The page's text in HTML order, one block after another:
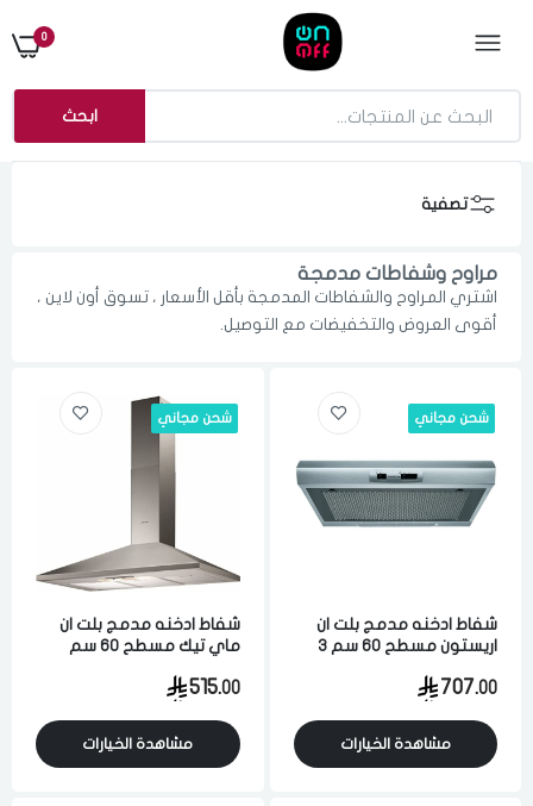
0
ابحث
تصفية
مراوح وشفاطات مدمجة
اشتري المراوح والشفاطات المدمجة بأقل الأسعار ، تسوق أون لاين ،
أقوى العروض والتخفيضات مع التوصيل.
شحن مجاني
شفاط ادخنه مدمج بلت ان
اريستون مسطح 60 سم 3
707.00
مشاهدة الخيارات
شحن مجاني
شفاط ادخنه مدمج بلت ان
ماي تيك مسطح 60 سم
515.00
مشاهدة الخيارات